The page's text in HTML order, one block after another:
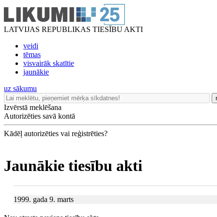
LATVIJAS REPUBLIKAS TIESĪBU AKTI
veidi
tēmas
visvairāk skatītie
jaunākie
uz sākumu
Izvērstā meklēšana
Autorizēties savā kontā
Kādēļ autorizēties vai reģistrēties?
Jaunākie tiesību akti
1999. gada 9. marts